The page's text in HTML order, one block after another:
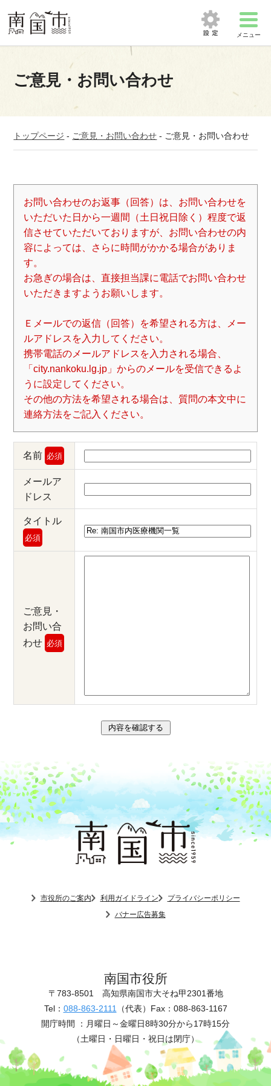
メニュー
ご意見・お問い合わせ
トップページ - ご意見・お問い合わせ - ご意見・お問い合わせ
お問い合わせのお返事（回答）は、お問い合わせを
いただいた日から一週間（土日祝日除く）程度で返
信させていただいておりますが、お問い合わせの内
容によっては、さらに時間がかかる場合がありま
す。
お急ぎの場合は、直接担当課に電話でお問い合わせ
いただきますようお願いします。
Ｅメールでの返信（回答）を希望される方は、メー
ルアドレスを入力してください。
携帯電話のメールアドレスを入力される場合、
「city.nankoku.lg.jp」からのメールを受信できるよ
うに設定してください。
その他の方法を希望される場合は、質問の本文中に
連絡方法をご記入ください。
名前 必須
メールア
ドレス
タイトル
必須
ご意見・
お問い合
わせ 必須
市役所のご案内 利用ガイドライン
プライバシーポリシー
バナー広告募集
南国市役所
〒783-8501 高知県南国市大そね甲2301番地
Tel： 088-863-2111 （代表） Fax：088-863-1167
開庁時間 ： 月曜日～金曜日8時30分から17時15分
（土曜日・日曜日・祝日は閉庁）